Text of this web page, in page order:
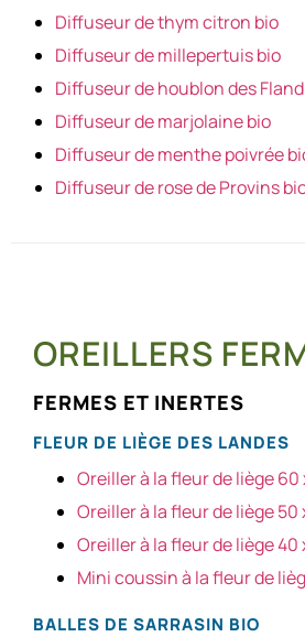
Diffuseur de thym citron bio
Diffuseur de millepertuis bio
Diffuseur de houblon des
Diffuseur de marjolaine bio
Diffuseur de menthe poivrée
Diffuseur de rose de Provins
OREILLERS
FERMES ET INERTES
FLEUR DE LIÈGE DES LANDES
Oreiller à la fleur de liège 60
Oreiller à la fleur de liège 50
Oreiller à la fleur de liège 40
Mini coussin à la fleur de
BALLES DE SARRASIN BIO